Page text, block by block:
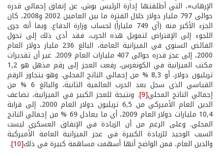
الإرهاب»، التي أطلقتها إدارة الرئيس بوش، عن إنفاق إجمالي قدره
حوالى 797 مليار دولار خلال الفترة ما بين العامين 2002 و2008، كان
الجزء الأكبر منه (أي 749 ملياراً) لحساب وزارة الدفاع. وبما أنه جرى
اللجوء إلى الإقتراض لتمويل هذه الحرب، فقد أدى ذلك إلى تحول
الفائض السنوي في الميزانية العامة، البالغ 236 مليار دولار العام
2000، إلى عجز قدره حوالى 407 مليارات العام 2009. غير أن تقديرات
مكتب الميزانية في الكونغرس، رفعت العجز إلى رقم مذهل هو 1,2
تريليون دولار، أو 8,3 % من إجمالي الناتج المحلي. وهو يتجاوز الرقم
القياسي الذي سجل بعد الحرب العالمية الثانية، والبالغ 6 % من
إجمالي الناتج المحلي[9] . ونتيجة للعجز الكبير في الميزانية، تضاعف
الدين العام الأميركي من 6,5 تريليون دولار العام 2000، إلى قرابة
10,4 مليارات دولار العام 2009، أي ما يعادل 69 % من إجمالي الناتج
المحلي. وعلى الرغم من أن الزيادة في الإنفاق العسكري ليست
السبب الوحيد للزيادة الكبيرة في عجز الميزانية العامة الأميركية
والدين العام، فمن الواضح أنها أسهمت مساهمة كبيرة في ذلك[10]
.